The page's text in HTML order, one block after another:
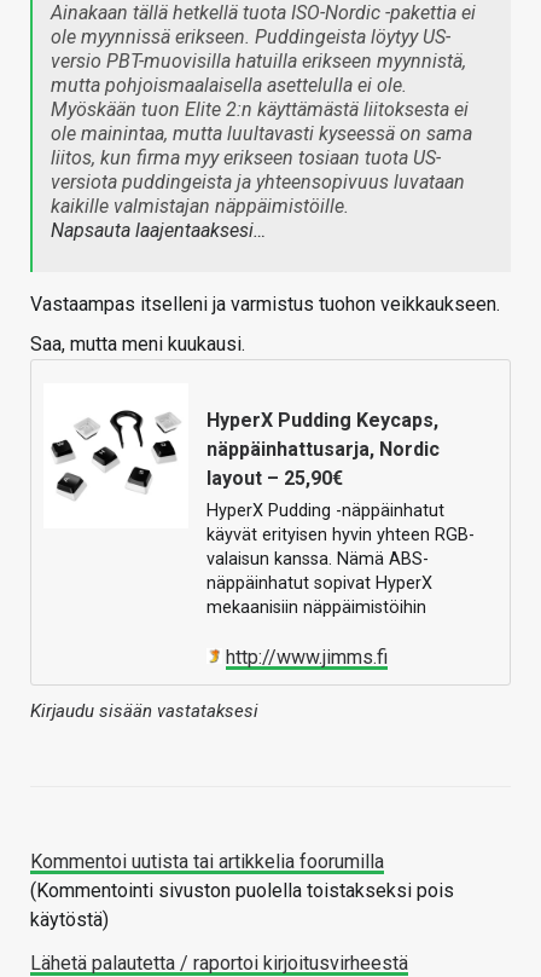
Ainakaan tällä hetkellä tuota ISO-Nordic -pakettia ei
ole myynnissä erikseen. Puddingeista löytyy US-
versio PBT-muovisilla hatuilla erikseen myynnistä,
mutta pohjoismaalaisella asettelulla ei ole.
Myöskään tuon Elite 2:n käyttämästä liitoksesta ei
ole mainintaa, mutta luultavasti kyseessä on sama
liitos, kun firma myy erikseen tosiaan tuota US-
versiota puddingeista ja yhteensopivuus luvataan
kaikille valmistajan näppäimistöille.
Napsauta laajentaaksesi…
Vastaampas itselleni ja varmistus tuohon veikkaukseen.
Saa, mutta meni kuukausi.
HyperX Pudding Keycaps,
näppäinhattusarja, Nordic
layout – 25,90€
HyperX Pudding -näppäinhatut
käyvät erityisen hyvin yhteen RGB-
valaisun kanssa. Nämä ABS-
näppäinhatut sopivat HyperX
mekaanisiin näppäimistöihin
http://www.jimms.fi
Kirjaudu sisään vastataksesi
Kommentoi uutista tai artikkelia foorumilla
(Kommentointi sivuston puolella toistakseksi pois
käytöstä)
Lähetä palautetta / raportoi kirjoitusvirheestä